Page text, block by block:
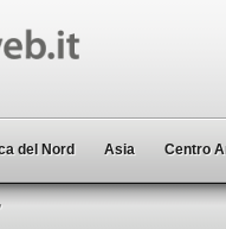
del Nord Asia Centro